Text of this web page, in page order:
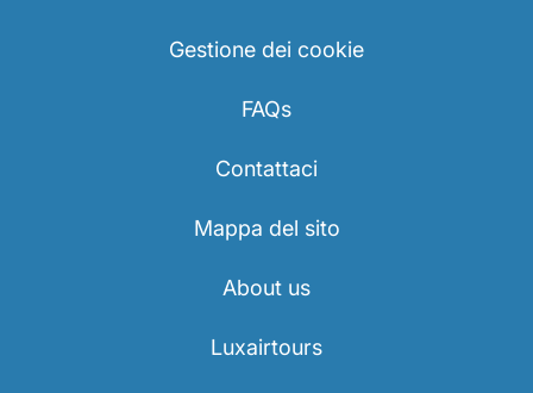
Gestione dei cookie
FAQs
Contattaci
Mappa del sito
About us
Luxairtours